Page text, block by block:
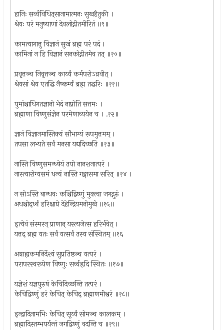
हानिः सर्व्वविधित्‌सानामात्मनः सुखहैतुकी ।
श्रेयः परं मनुष्याणां देवलोद्गीतमीरितं ॥९॥
कामत्यागात्तु विज्ञानं सुखं ब्रह्म परं पदं ।
कामिनां न हि विज्ञानं सनकोद्गीतमेव तत् ॥१०॥
प्रवृत्तञ्च निवृत्तञ्च कार्य्यं कर्मपरोऽव्रवीत् ।
श्रेयसां श्रेय एतद्धि नैष्कर्म्यं ब्रह्म तद्धरिः ॥११॥
पुमांश्चाधिगतज्ञानो भेदं नाप्नोति सत्तमः ।
ब्रह्माणा विष्णुसंज्ञेन परमेणाव्ययेन च । .१२॥
ज्ञानं विज्ञानमास्तिक्यं सौभाग्यं रूपमुत्तमम् ।
तपसा लभ्यते सर्वं मनसा यद्यदिच्छति ॥१३॥
नास्ति विष्णुसमन्ध्येयं तपो नानशनात्परं ।
नास्त्यारोग्यसमं धन्यं नास्ति गङ्गासमा सरित् ॥१४ ।
न सोऽस्ति बान्धवः कश्चिद्विष्णुं मुक्त्वा जगद्गुरुं ।
अधश्चोद्‌र्ध्वं हरिश्चाग्रे देहेन्द्रियमनोमुखे ॥१५॥
इत्येवं संस्मरन् प्राणान् यस्त्यजेत्स हरिर्भवेत् ।
यत्तद् ब्रह्म यतः सर्वं यत्सर्वं तस्य संस्थितम् ॥१६
अग्राह्यकमनिर्देश्यं सुप्रतिष्ठञ्च यत्परं ।
परापरस्वरूपेण विष्णुः सर्व्वहृदि स्थितः ॥१७॥
यज्ञेशं यज्ञपुरुषं केचिदिच्छन्ति तत्परं ।
केचिद्विष्णुं हरं केचित् केचिद् ब्रह्माणमीश्वरं ॥१८॥
इन्द्रादिनामभिः केचित् सूर्य्यं सोमञ्च कालकम् ।
ब्रह्मादिस्तम्भपर्यन्तं जगद्विष्णुं वदन्ति च ॥१९॥